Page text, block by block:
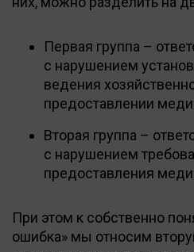
Первая группа –
с нарушением
ведения
предоставлении
Вторая группа –
с нарушением
предоставления
При этом к собственно
ошибка» мы относим